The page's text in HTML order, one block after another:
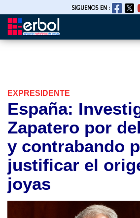
Pasar
SIGUENOS EN :
EXPRESIDENTE
España:
Zapatero por
y contrabando
justificar el
joyas